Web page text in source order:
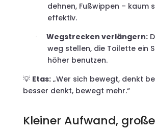
dehnen, Fußwippen – kaum
effektiv.
· Wegstrecken verlängern:
weg stellen, die Toilette ein
höher benutzen.
💡 Etas:„Wer sich bewegt, denkt
besser denkt, bewegt mehr.“
Kleiner Aufwand,